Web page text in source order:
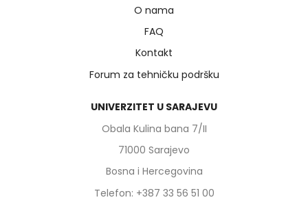
O nama
FAQ
Kontakt
Forum za tehničku podršku
UNIVERZITET U SARAJEVU
Obala Kulina bana 7/II
71000 Sarajevo
Bosna i Hercegovina
Telefon: +387 33 56 51 00